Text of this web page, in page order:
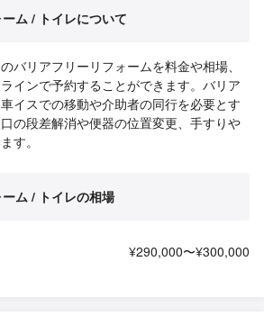
ム / トイレについて
バリアフリーリフォームを料金や相場、
インで予約することができます。バリア
イスでの移動や介助者の同行を必要とす
の段差解消や便器の位置変更、手すりや
す。
ム / トイレの相場
¥290,000〜¥300,000